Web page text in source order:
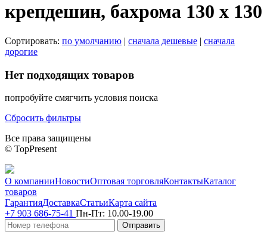
крепдешин, бахрома 130 x 130
Сортировать: по умолчанию | сначала дешевые | сначала
дорогие
Нет подходящих товаров
попробуйте смягчить условия поиска
Сбросить фильтры
Все права защищены
© TopPresent
О компанииНовостиОптовая торговляКонтактыКаталог
товаров
ГарантияДоставкаСтатьиКарта сайта
+7 903 686-75-41 Пн-Пт: 10.00-19.00